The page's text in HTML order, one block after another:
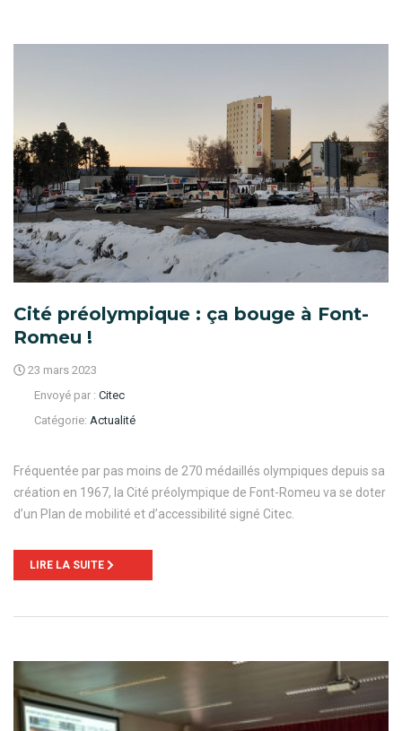
Cité préolympique : ça bouge à Font-
Romeu !
23 mars 2023
Envoyé par : Citec
Catégorie: Actualité
Fréquentée par pas moins de 270 médaillés olympiques depuis sa
création en 1967, la Cité préolympique de Font-Romeu va se doter
d’un Plan de mobilité et d’accessibilité signé Citec.
LIRE LA SUITE